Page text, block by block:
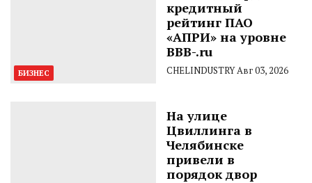
БИЗНЕС
кредитный
рейтинг ПАО
«АПРИ» на уровне
BBB-.ru
CHELINDUSTRYАвг 03, 2026
На улице
Цвиллинга в
Челябинске
привели в
порядок двор